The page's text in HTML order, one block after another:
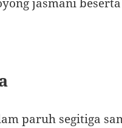
paruh segitiga